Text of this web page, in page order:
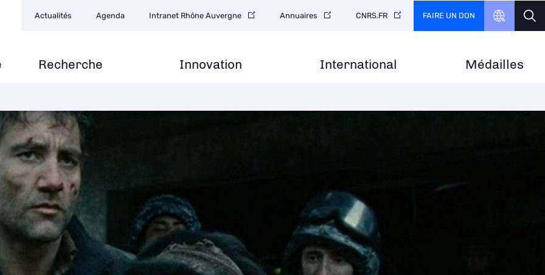
Recherche Innovation International Médailles
secondaire
Actualités Agenda Intranet Rhône Auvergne Annuaires CNRS.FR FAIRE UN DON